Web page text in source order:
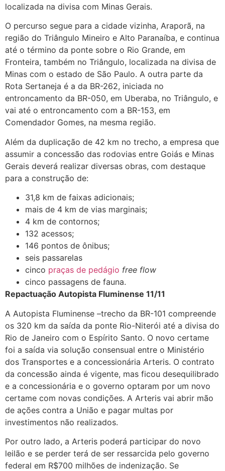
localizada na divisa com Minas Gerais.
O percurso segue para a cidade vizinha, Araporã, na
região do Triângulo Mineiro e Alto Paranaíba, e continua
até o término da ponte sobre o Rio Grande, em
Fronteira, também no Triângulo, localizada na divisa de
Minas com o estado de São Paulo. A outra parte da
Rota Sertaneja é a da BR-262, iniciada no
entroncamento da BR-050, em Uberaba, no Triângulo, e
vai até o entroncamento com a BR-153, em
Comendador Gomes, na mesma região.
Além da duplicação de 42 km no trecho, a empresa que
assumir a concessão das rodovias entre Goiás e Minas
Gerais deverá realizar diversas obras, com destaque
para a construção de:
31,8 km de faixas adicionais;
mais de 4 km de vias marginais;
4 km de contornos;
132 acessos;
146 pontos de ônibus;
seis passarelas
cinco praças de pedágio free flow
cinco passagens de fauna.
Repactuação Autopista Fluminense 11/11
A Autopista Fluminense –trecho da BR-101 compreende
os 320 km da saída da ponte Rio-Niterói até a divisa do
Rio de Janeiro com o Espírito Santo. O novo certame
foi a saída via solução consensual entre o Ministério
dos Transportes e a concessionária Arteris. O contrato
da concessão ainda é vigente, mas ficou desequilibrado
e a concessionária e o governo optaram por um novo
certame com novas condições. A Arteris vai abrir mão
de ações contra a União e pagar multas por
investimentos não realizados.
Por outro lado, a Arteris poderá participar do novo
leilão e se perder terá de ser ressarcida pelo governo
federal em R$700 milhões de indenização. Se